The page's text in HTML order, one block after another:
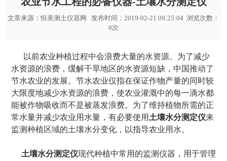
文章来源： 恒美测土仪器网
发布时间：2019-02-21 09:25:04 浏览次数：
0次
以前农业种植过程中会浪费大量的水资源。为了减少
水资源的浪费，缓解干旱地区的水资源短缺，中国推动了
节水农业的发展。节水农业仅指在保证作物产量的同时较
大限度地减少水资源的浪费，使农业灌溉中的每一滴水都
能被作物吸收而不是被蒸发浪费。为了维持植物所需的正
常水量并减少农业用水量，有必要使用 土壤水分测定仪来
监测种植区域的土壤水分变化，以指导农业用水。
土壤水分测定仪现代种植中常用的监测仪器，用于管理